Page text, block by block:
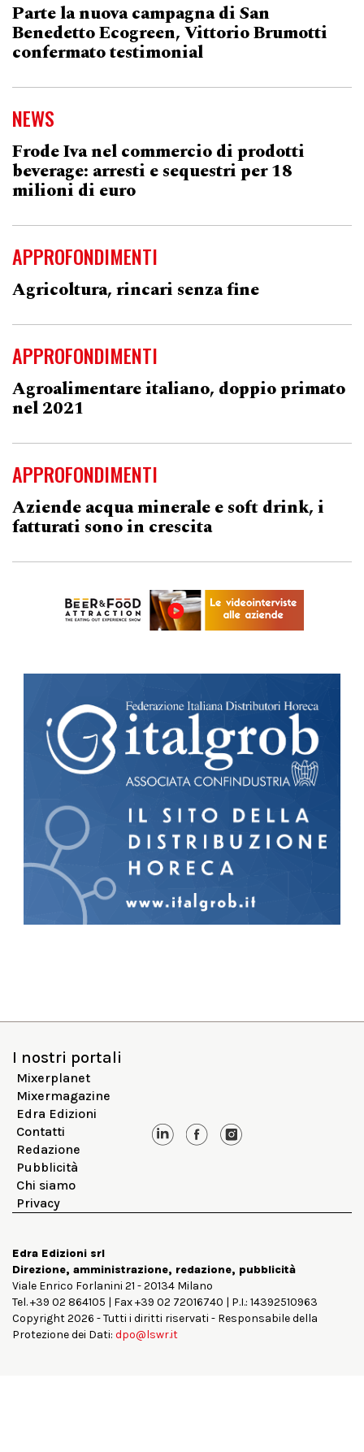
Parte la nuova campagna di San
Benedetto Ecogreen, Vittorio Brumotti
confermato testimonial
NEWS
Frode Iva nel commercio di prodotti
beverage: arresti e sequestri per 18
milioni di euro
APPROFONDIMENTI
Agricoltura, rincari senza fine
APPROFONDIMENTI
Agroalimentare italiano, doppio primato
nel 2021
APPROFONDIMENTI
Aziende acqua minerale e soft drink, i
fatturati sono in crescita
I nostri portali
Mixerplanet
Mixermagazine
Edra Edizioni
Contatti
Redazione
Pubblicità
Chi siamo
Privacy
Edra Edizioni srl
Direzione, amministrazione, redazione, pubblicità
Viale Enrico Forlanini 21 - 20134 Milano
Tel. +39 02 864105 | Fax +39 02 72016740 | P.I.: 14392510963
Copyright 2026 - Tutti i diritti riservati - Responsabile della
Protezione dei Dati: dpo@lswr.it